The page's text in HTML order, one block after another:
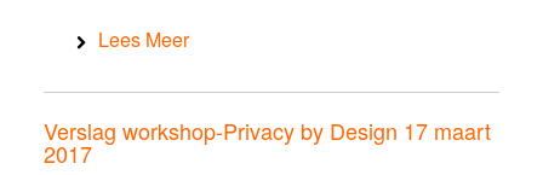
Lees Meer
Verslag workshop-Privacy by Design 17 maart
2017